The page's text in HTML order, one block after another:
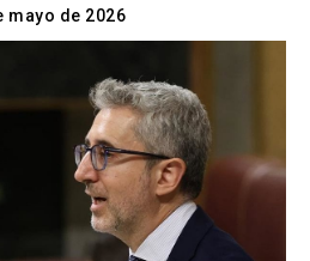
mayo de 2026